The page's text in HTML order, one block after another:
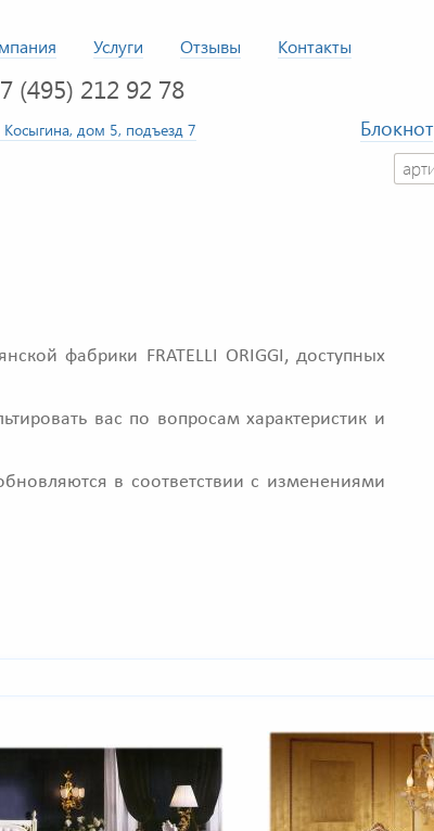
Услуги Отзывы Контакты
(495) 212 92 78
Косыгина, дом 5, подъезд 7
Блокнот
фабрики FRATELLI ORIGGI, доступных
вас по вопросам характеристик и
в соответствии с изменениями